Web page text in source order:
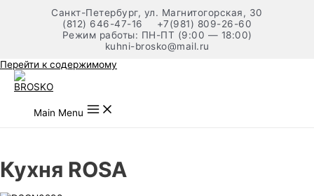
Санкт-Петербург, ул. Магнитогорская, 30
(812) 646-47-16
+7(981) 809-26-60
Режим работы: ПН-ПТ (9:00 — 18:00)
kuhni-brosko@mail.ru
Перейти к содержимому
Main Menu
Кухня ROSA